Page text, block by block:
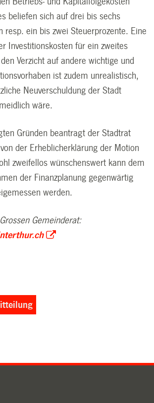
beliefen sich auf drei bis sechs
resp. ein bis zwei Steuerprozente. Eine
Investitionskosten für ein zweites
Verzicht auf andere wichtige und
ist zudem unrealistisch,
Neuverschuldung der Stadt
wäre.
Gründen beantragt der Stadtrat
der Erheblicherklärung der Motion
zweifellos wünschenswert kann dem
der Finanzplanung gegenwärtig
werden.
Gemeinderat: